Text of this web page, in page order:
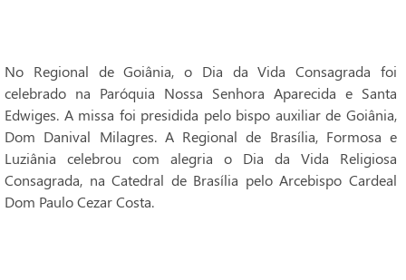
No Regional de Goiânia, o Dia da Vida Consagrada foi
celebrado na Paróquia Nossa Senhora Aparecida e Santa
Edwiges. A missa foi presidida pelo bispo auxiliar de Goiânia,
Dom Danival Milagres. A Regional de Brasília, Formosa e
Luziânia celebrou com alegria o Dia da Vida Religiosa
Consagrada, na Catedral de Brasília pelo Arcebispo Cardeal
Dom Paulo Cezar Costa.